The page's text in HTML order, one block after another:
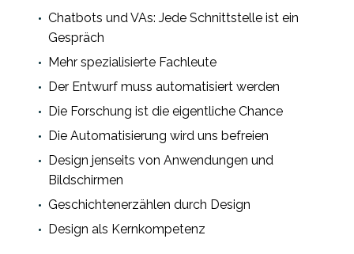
Chatbots und VAs: Jede Schnittstelle ist ein
Gespräch
Mehr spezialisierte Fachleute
Der Entwurf muss automatisiert werden
Die Forschung ist die eigentliche Chance
Die Automatisierung wird uns befreien
Design jenseits von Anwendungen und
Bildschirmen
Geschichtenerzählen durch Design
Design als Kernkompetenz